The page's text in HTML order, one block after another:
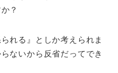
？
れる』としか考えられま
ないから反省だってでき